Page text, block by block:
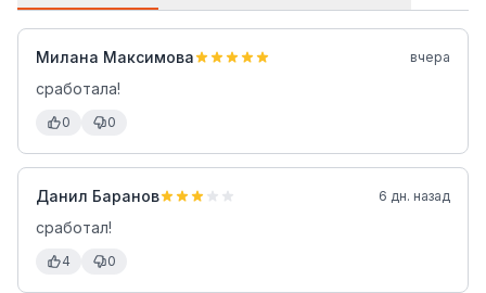
Милана Максимова вчера
сработала!
0 0
Данил Баранов 6 дн. назад
сработал!
4 0